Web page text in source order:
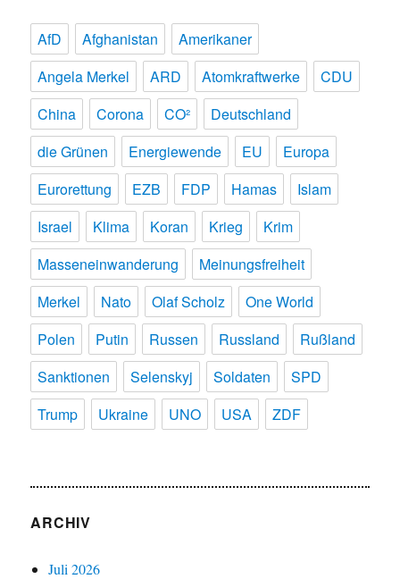
AfD Afghanistan
Amerikaner
Angela Merkel
ARD Atomkraftwerke
CDU
China
Corona CO²
Deutschland
die Grünen
Energiewende EU
Europa
Eurorettung
EZB FDP Hamas
Islam
Israel
Klima Koran Krieg
Krim
Masseneinwanderung
Meinungsfreiheit
Merkel
Nato Olaf Scholz
One World
Polen
Putin Russen Russland
Rußland
Sanktionen
Selenskyj Soldaten
SPD
Trump
Ukraine UNO USA ZDF
ARCHIV
Juli 2026